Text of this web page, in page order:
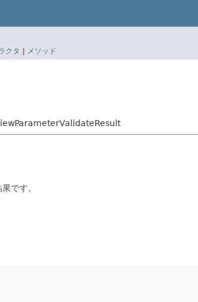
クタ | メソッド
です。